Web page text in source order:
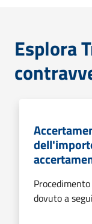
Esplora
dovuto a